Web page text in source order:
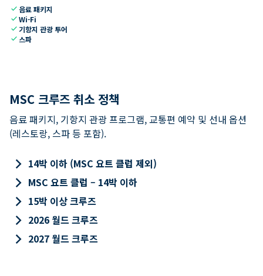
check 음료 패키지
checkWi-Fi
check 기항지 관광 투어
check 스파
MSC 크루즈 취소 정책
음료 패키지, 기항지 관광 프로그램, 교통편 예약 및 선내 옵션
(레스토랑, 스파 등 포함).
keyboard_arrow_right 14박 이하 (MSC 요트 클럽 제외)
keyboard_arrow_right MSC 요트 클럽 – 14박 이하
keyboard_arrow_right 15박 이상 크루즈
keyboard_arrow_right 2026 월드 크루즈
keyboard_arrow_right 2027 월드 크루즈